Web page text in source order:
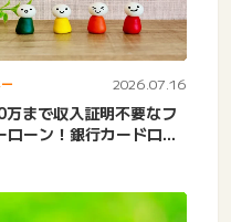
2026.07.16
まで収入証明不要なフ
ローン！銀行カードロー